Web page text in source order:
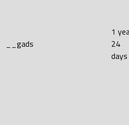
__gads
1
24
days